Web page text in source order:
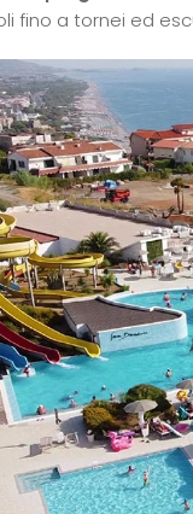
fino a tornei ed